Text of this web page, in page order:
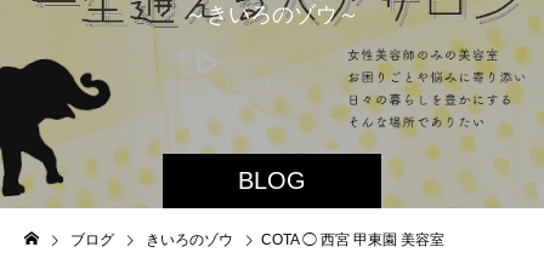
BLOG
～きいろのゾウ～
ブログ きいろのゾウ COTA ◯ 西宮 甲東園 美容室